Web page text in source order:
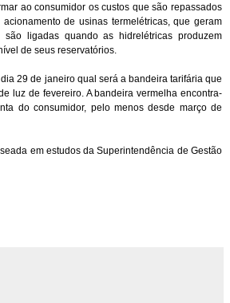
ao consumidor os custos que são repassados
de usinas termelétricas, que geram
ligadas quando as hidrelétricas produzem
de seus reservatórios.
29 de janeiro qual será a bandeira tarifária que
luz de fevereiro. A bandeira vermelha encontra-
do consumidor, pelo menos desde março de
em estudos da Superintendência de Gestão